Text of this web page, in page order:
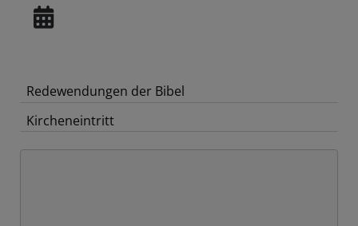
Redewendungen der Bibel
Kircheneintritt